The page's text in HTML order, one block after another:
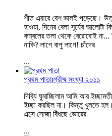
শীত এবারে বেশ ভালই পড়েছে।
হাওয়া, দিনের বেলা সূর্যের আলোটা
কম্বলের তলা থেকে বেরোবোই না...
নাকি? লাগে বাপু লাগে! চাঁদের
...
প্রথম পাতাঃগ্রীষ্ম সংখ্যা ২০১১
দিব্যি ঘুমাচ্ছিলাম আমি আর
ইচ্ছা করছিল না। কিন্তু খুলতে
এসে সোজা বিঁধছে ভোরের
...